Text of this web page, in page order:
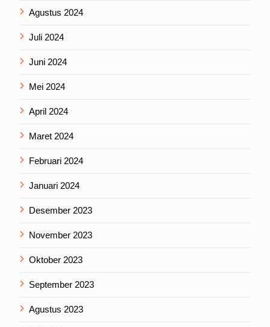
Agustus 2024
Juli 2024
Juni 2024
Mei 2024
April 2024
Maret 2024
Februari 2024
Januari 2024
Desember 2023
November 2023
Oktober 2023
September 2023
Agustus 2023